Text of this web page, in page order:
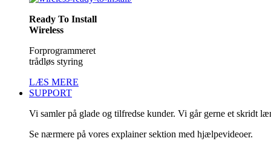
Ready To Install
Wireless
Forprogrammeret
trådløs styring
LÆS MERE
SUPPORT
Vi samler på glade og tilfredse kunder. Vi går gerne et skridt
Se nærmere på vores explainer sektion med hjælpevideoer.